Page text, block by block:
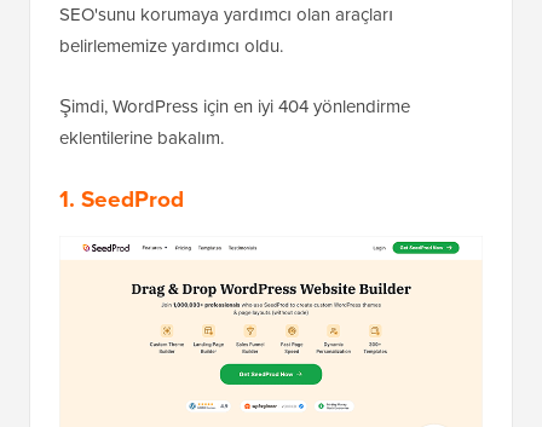
SEO'sunu korumaya yardımcı olan araçları
belirlememize yardımcı oldu.
Şimdi, WordPress için en iyi 404 yönlendirme
eklentilerine bakalım.
1. SeedProd